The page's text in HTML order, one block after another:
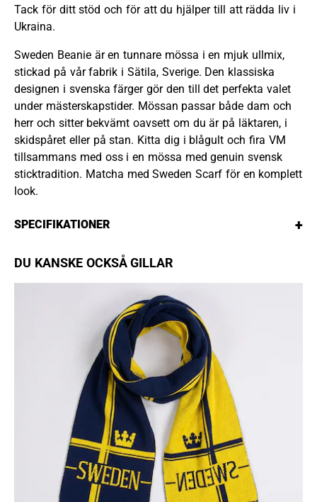
Tack för ditt stöd och för att du hjälper till att rädda liv i
Ukraina.
Sweden Beanie är en tunnare mössa i en mjuk ullmix,
stickad på vår fabrik i Sätila, Sverige. Den klassiska
designen i svenska färger gör den till det perfekta valet
under mästerskapstider. Mössan passar både dam och
herr och sitter bekvämt oavsett om du är på läktaren, i
skidspåret eller på stan. Kitta dig i blågult och fira VM
tillsammans med oss i en mössa med genuin svensk
sticktradition. Matcha med Sweden Scarf för en komplett
look.
SPECIFIKATIONER +
DU KANSKE OCKSÅ GILLAR